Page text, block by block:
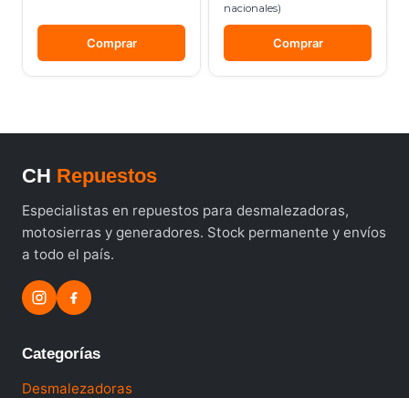
Comprar
nacionales)
Comprar
CH Repuestos
Especialistas en repuestos para desmalezadoras,
motosierras y generadores. Stock permanente y envíos
a todo el país.
Categorías
Desmalezadoras